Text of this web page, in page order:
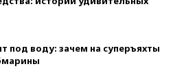
под воду: зачем на суперъяхты